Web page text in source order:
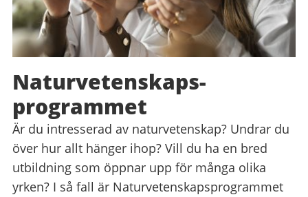
Naturvetenskaps­
programmet
Är du intresserad av naturvetenskap? Undrar du
över hur allt hänger ihop? Vill du ha en bred
utbildning som öppnar upp för många olika
yrken? I så fall är Naturvetenskapsprogrammet